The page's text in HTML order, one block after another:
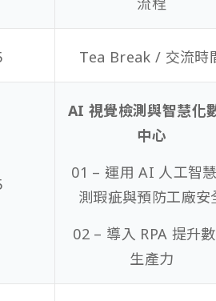
Tea Break / 交流時
AI 視覺檢測與智慧化
中心
01 – 運用 AI 人工智
測瑕疵與預防工廠安
02 – 導入 RPA 提升
生產力